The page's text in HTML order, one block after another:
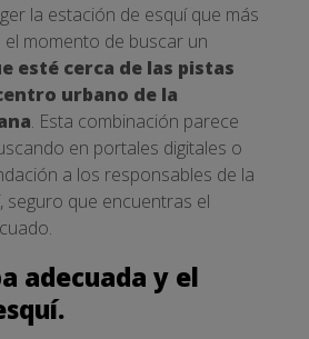
la estación de esquí que más
el momento de buscar un
esté cerca de las pistas
urbano de la
. Esta combinación parece
en portales digitales o
a los responsables de la
seguro que encuentras el
adecuada y el